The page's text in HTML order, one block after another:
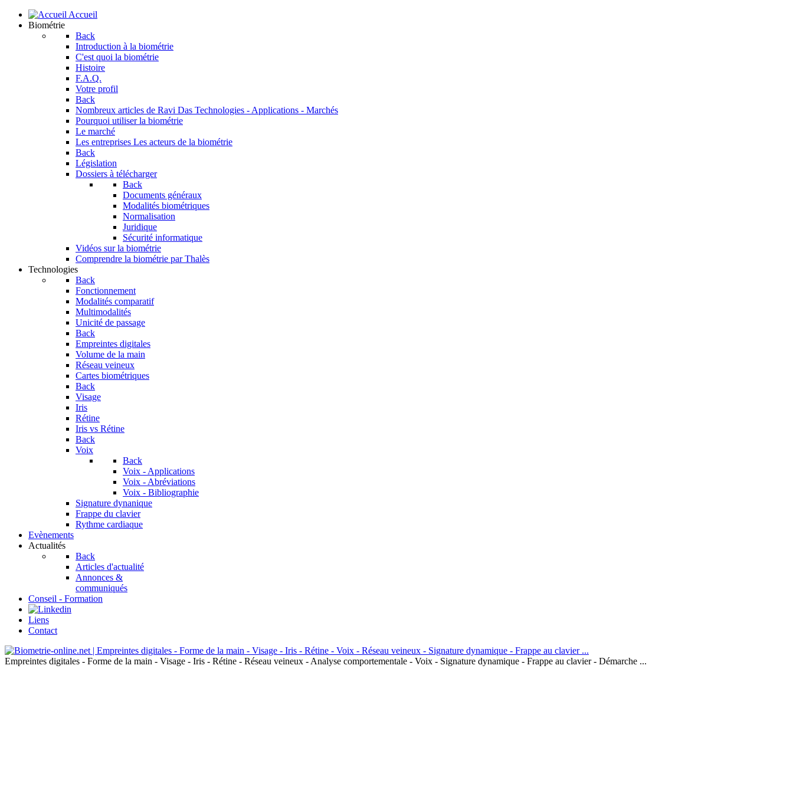
Accueil
Biométrie
Back
Introduction à la biométrie
C'est quoi la biométrie
Histoire
F.A.Q.
Votre profil
Back
Nombreux articles de Ravi Das Technologies - Applications - Marchés
Pourquoi utiliser la biométrie
Le marché
Les entreprises Les acteurs de la biométrie
Back
Législation
Dossiers à télécharger
Back
Documents généraux
Modalités biométriques
Normalisation
Juridique
Sécurité informatique
Vidéos sur la biométrie
Comprendre la biométrie par Thalès
Technologies
Back
Fonctionnement
Modalités comparatif
Multimodalités
Unicité de passage
Back
Empreintes digitales
Volume de la main
Réseau veineux
Cartes biométriques
Back
Visage
Iris
Rétine
Iris vs Rétine
Back
Voix
Back
Voix - Applications
Voix - Abréviations
Voix - Bibliographie
Signature dynanique
Frappe du clavier
Rythme cardiaque
Evènements
Actualités
Back
Articles d'actualité
Annonces &
communiqués
Conseil - Formation
Liens
Contact
Empreintes digitales - Forme de la main - Visage - Iris - Rétine - Réseau veineux - Analyse comportementale - Voix - Signature dynamique - Frappe au clavier - Démarche ...